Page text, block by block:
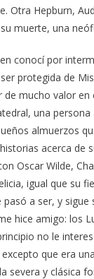
Otra Hepburn,
muerte, una
conocí por
protegida de
mucho valor
una
almuerzos
acerca de
Oscar Wilde,
igual que su
a ser, y
hice amigo: los
no le
que era
severa y clásica